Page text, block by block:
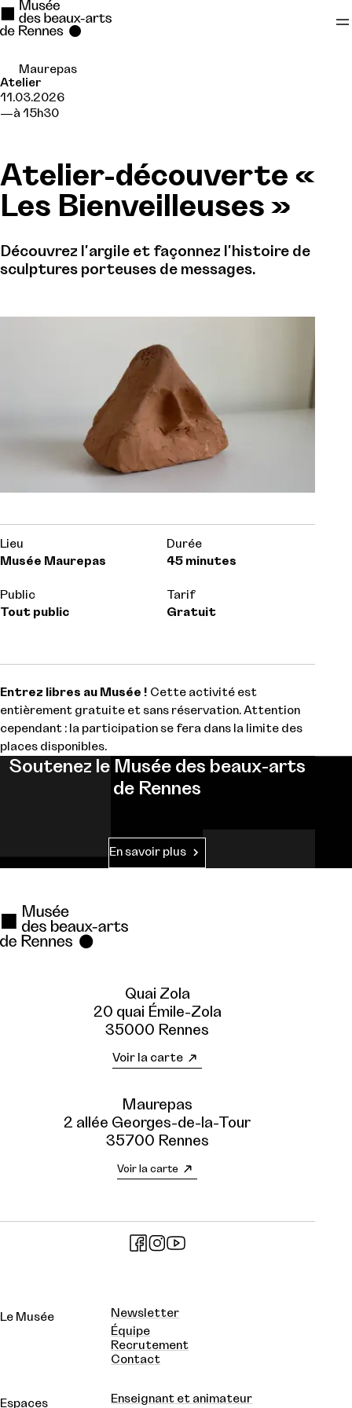
Se rendre au
Contenu principal
Maurepas
Atelier
11.03.2026
à 15h30
Atelier-découverte «
Les Bienveilleuses »
Découvrez l'argile et façonnez l'histoire de
sculptures porteuses de messages.
Lieu
Musée Maurepas
Durée
45 minutes
Public
Tout public
Tarif
Gratuit
Entrez libres au Musée ! Cette activité est
entièrement gratuite et sans réservation. Attention
cependant : la participation se fera dans la limite des
places disponibles.
Soutenez le Musée des beaux-arts
de Rennes
En savoir plus
Quai Zola
20 quai Émile-Zola
35000 Rennes
Voir la carte
Maurepas
2 allée Georges-de-la-Tour
35700 Rennes
Voir la carte
Le Musée
Newsletter
Équipe
Recrutement
Contact
Espaces Enseignant et animateur